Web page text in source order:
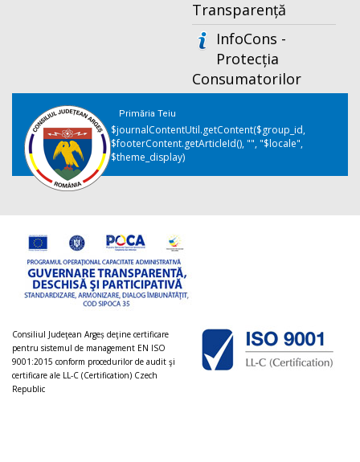
Transparență
InfoCons -
Protecția
Consumatorilor
Primăria Teiu
$journalContentUtil.getContent($group_id,
$footerContent.getArticleId(), "", "$locale",
$theme_display)
Consiliul Judeţean Argeș deţine certificare
pentru sistemul de management EN ISO
9001:2015 conform procedurilor de audit şi
certificare ale LL-C (Certification) Czech
Republic